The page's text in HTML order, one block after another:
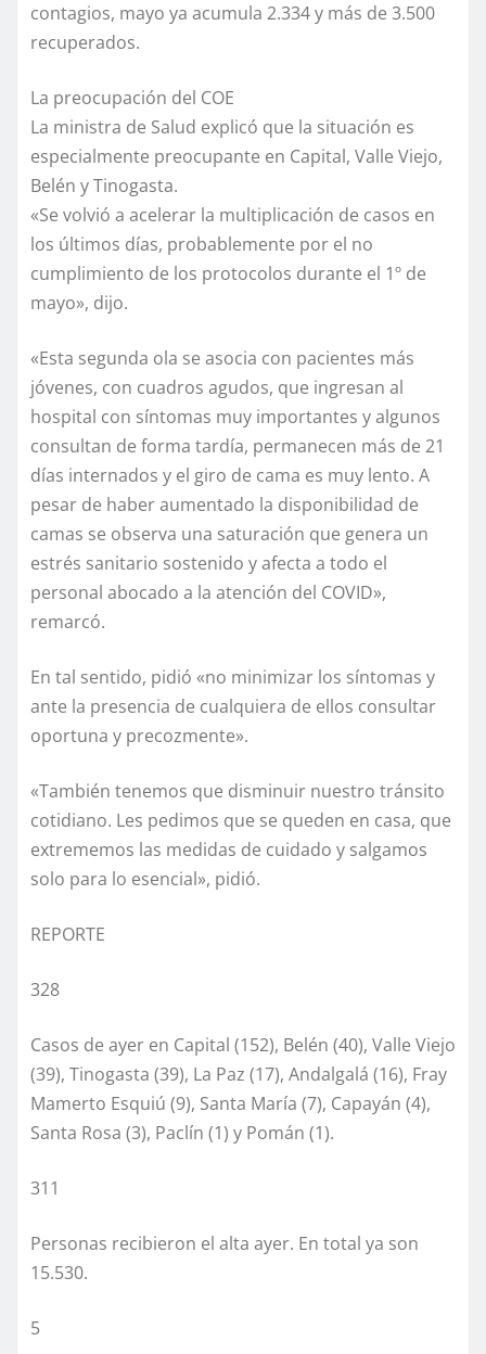
contagios, mayo ya acumula 2.334 y más de 3.500
recuperados.
La preocupación del COE
La ministra de Salud explicó que la situación es
especialmente preocupante en Capital, Valle Viejo,
Belén y Tinogasta.
«Se volvió a acelerar la multiplicación de casos en
los últimos días, probablemente por el no
cumplimiento de los protocolos durante el 1º de
mayo», dijo.
«Esta segunda ola se asocia con pacientes más
jóvenes, con cuadros agudos, que ingresan al
hospital con síntomas muy importantes y algunos
consultan de forma tardía, permanecen más de 21
días internados y el giro de cama es muy lento. A
pesar de haber aumentado la disponibilidad de
camas se observa una saturación que genera un
estrés sanitario sostenido y afecta a todo el
personal abocado a la atención del COVID»,
remarcó.
En tal sentido, pidió «no minimizar los síntomas y
ante la presencia de cualquiera de ellos consultar
oportuna y precozmente».
«También tenemos que disminuir nuestro tránsito
cotidiano. Les pedimos que se queden en casa, que
extrememos las medidas de cuidado y salgamos
solo para lo esencial», pidió.
REPORTE
328
Casos de ayer en Capital (152), Belén (40), Valle Viejo
(39), Tinogasta (39), La Paz (17), Andalgalá (16), Fray
Mamerto Esquiú (9), Santa María (7), Capayán (4),
Santa Rosa (3), Paclín (1) y Pomán (1).
311
Personas recibieron el alta ayer. En total ya son
15.530.
5